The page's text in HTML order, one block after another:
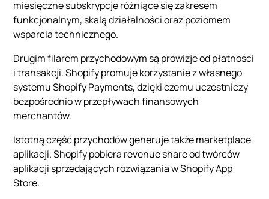
miesięczne subskrypcje różniące się zakresem
funkcjonalnym, skalą działalności oraz poziomem
wsparcia technicznego.
Drugim filarem przychodowym są prowizje od płatności
i transakcji. Shopify promuje korzystanie z własnego
systemu Shopify Payments, dzięki czemu uczestniczy
bezpośrednio w przepływach finansowych
merchantów.
Istotną część przychodów generuje także marketplace
aplikacji. Shopify pobiera revenue share od twórców
aplikacji sprzedających rozwiązania w Shopify App
Store.